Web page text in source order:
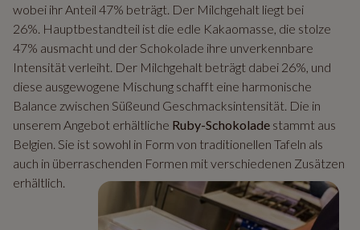
wobei ihr Anteil 47% beträgt. Der Milchgehalt liegt bei
26%. Hauptbestandteil ist die edle Kakaomasse, die stolze
47% ausmacht und der Schokolade ihre unverkennbare
Intensität verleiht. Der Milchgehalt beträgt dabei 26%, und
diese ausgewogene Mischung schafft eine harmonische
Balance zwischen Süßeund Geschmacksintensität. Die in
unserem Angebot erhältliche Ruby-Schokolade stammt aus
Belgien. Sie ist sowohl in Form von traditionellen Tafeln als
auch in überraschenden Formen mit verschiedenen Zusätzen
erhältlich.